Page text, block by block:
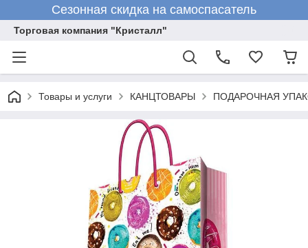
Сезонная скидка на самоспасатель
Торговая компания "Кристалл"
Товары и услуги КАНЦТОВАРЫ ПОДАРОЧНАЯ